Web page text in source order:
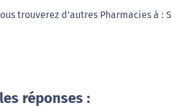
trouverez d'autres Pharmacies à :
réponses :